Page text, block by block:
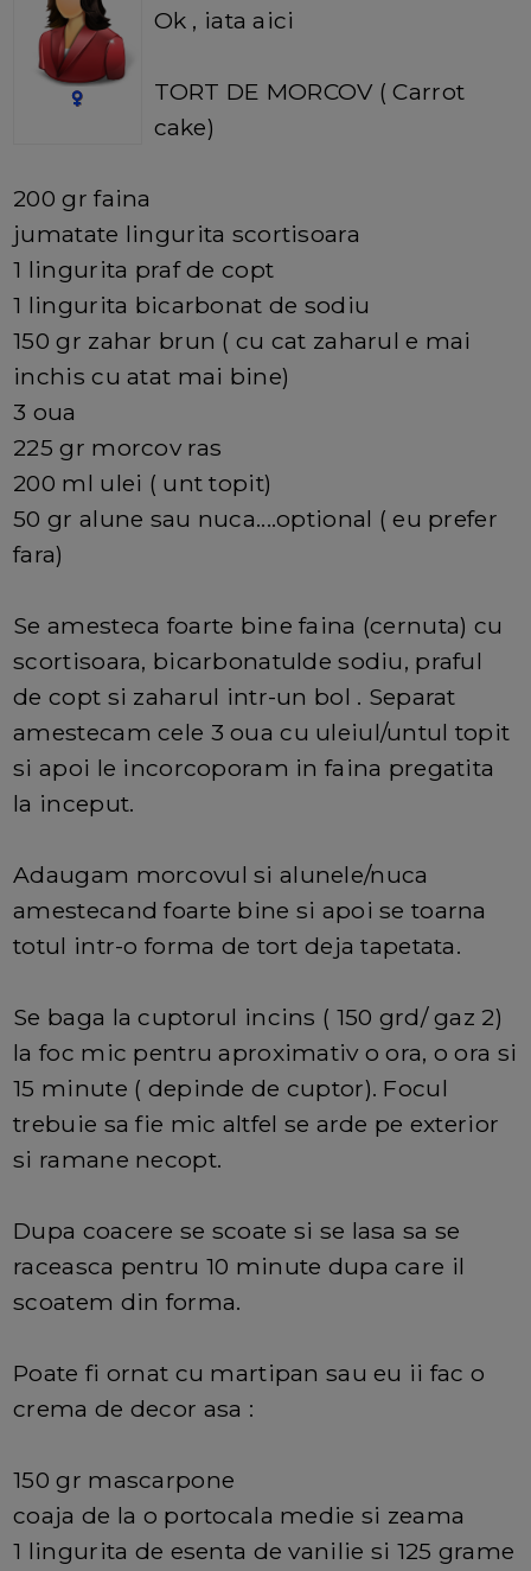
Ok , iata aici
TORT DE MORCOV ( Carrot
cake)
200 gr faina
jumatate lingurita scortisoara
1 lingurita praf de copt
1 lingurita bicarbonat de sodiu
150 gr zahar brun ( cu cat zaharul e mai
inchis cu atat mai bine)
3 oua
225 gr morcov ras
200 ml ulei ( unt topit)
50 gr alune sau nuca....optional ( eu prefer
fara)
Se amesteca foarte bine faina (cernuta) cu
scortisoara, bicarbonatulde sodiu, praful
de copt si zaharul intr-un bol . Separat
amestecam cele 3 oua cu uleiul/untul topit
si apoi le incorcoporam in faina pregatita
la inceput.
Adaugam morcovul si alunele/nuca
amestecand foarte bine si apoi se toarna
totul intr-o forma de tort deja tapetata.
Se baga la cuptorul incins ( 150 grd/ gaz 2)
la foc mic pentru aproximativ o ora, o ora si
15 minute ( depinde de cuptor). Focul
trebuie sa fie mic altfel se arde pe exterior
si ramane necopt.
Dupa coacere se scoate si se lasa sa se
raceasca pentru 10 minute dupa care il
scoatem din forma.
Poate fi ornat cu martipan sau eu ii fac o
crema de decor asa :
150 gr mascarpone
coaja de la o portocala medie si zeama
1 lingurita de esenta de vanilie si 125 grame